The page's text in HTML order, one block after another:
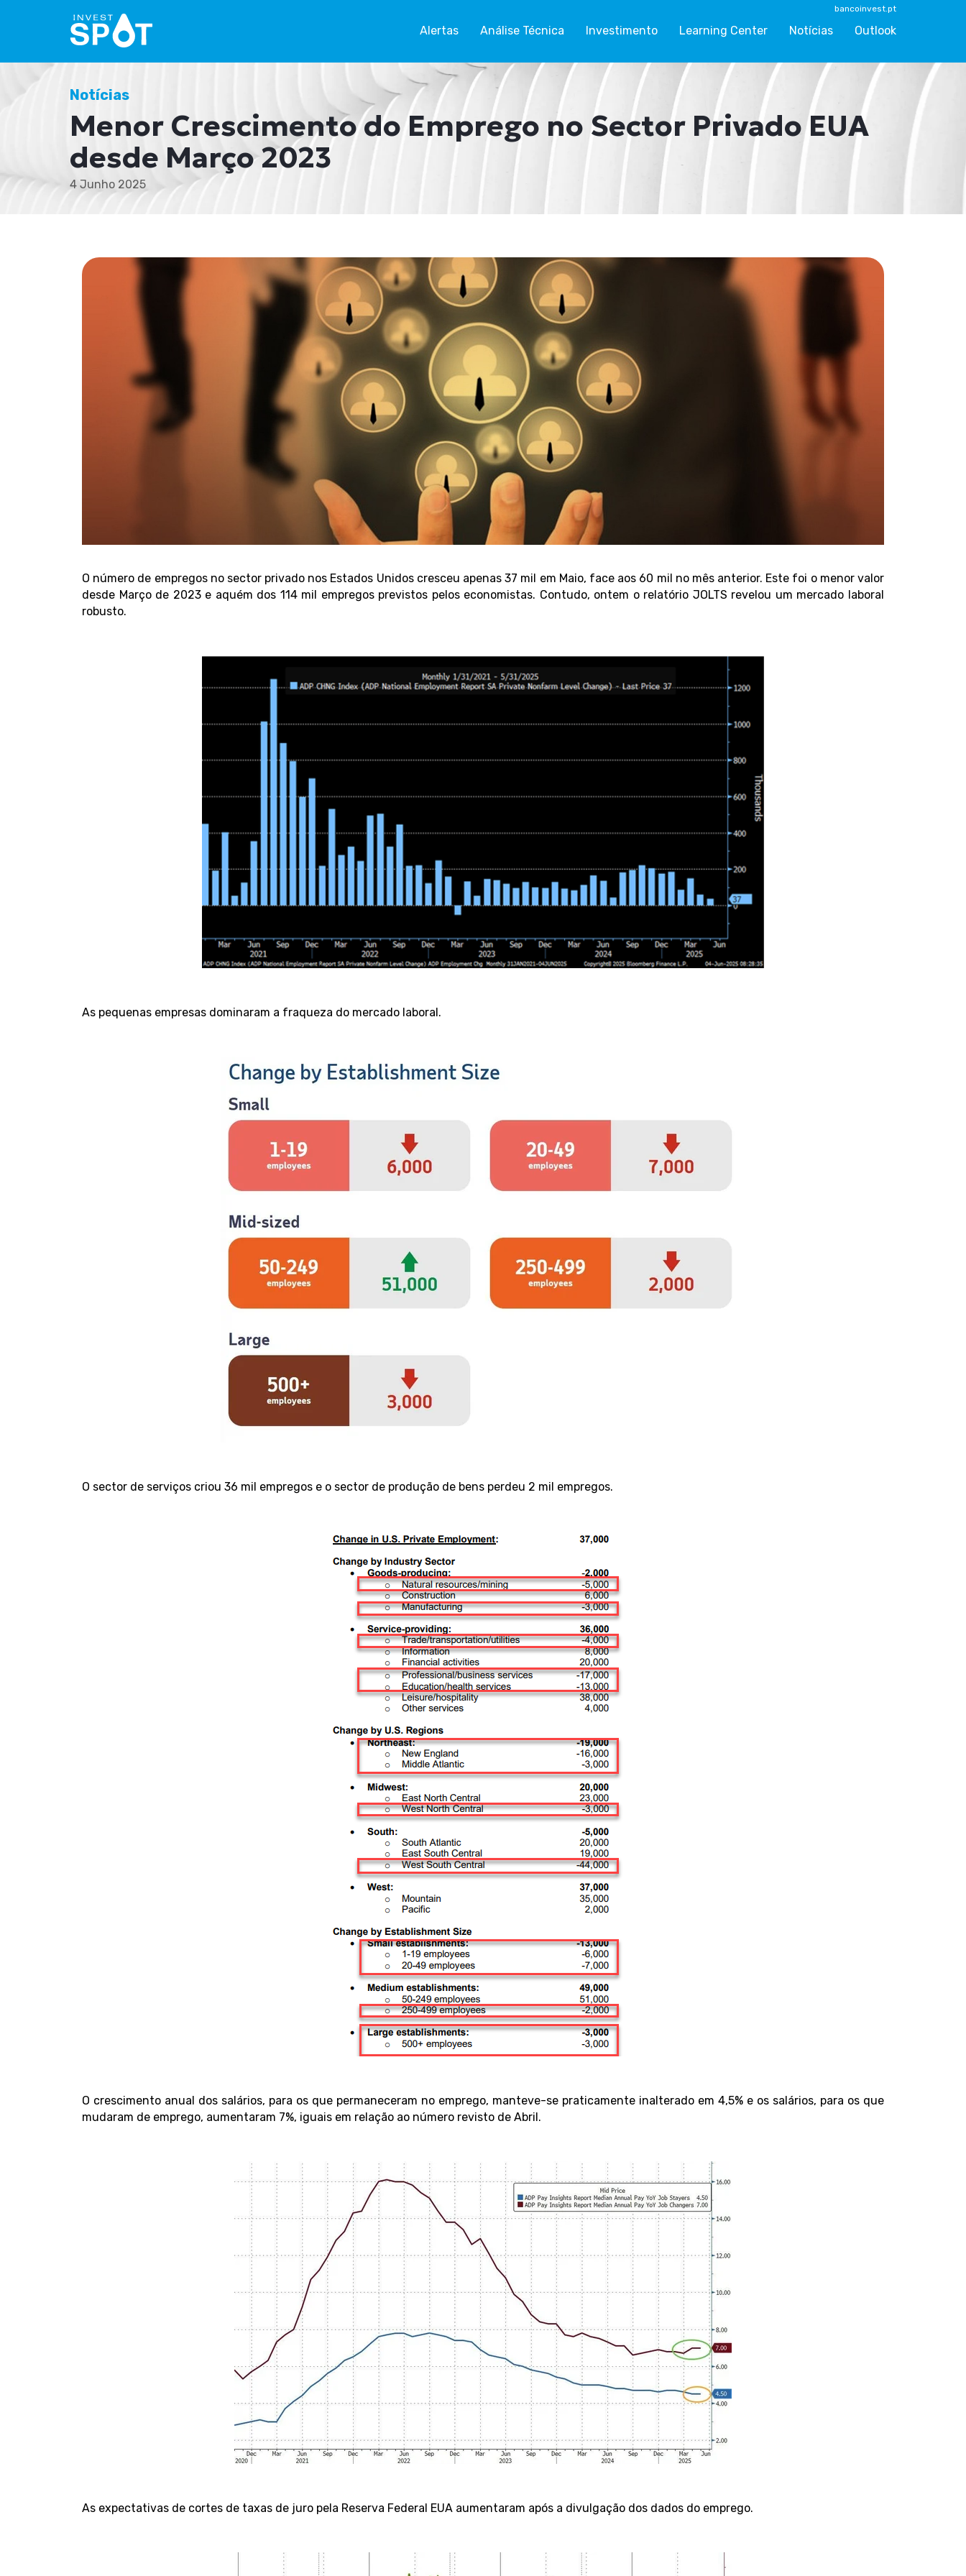
bancoinvest.pt
Alertas Análise Técnica Investimento Learning Center Notícias Outlook
Notícias
Menor Crescimento do Emprego no Sector Privado EUA
desde Março 2023
4 Junho 2025
O número de empregos no sector privado nos Estados Unidos cresceu apenas 37 mil em Maio, face aos 60 mil no mês anterior. Este foi o menor valor
desde Março de 2023 e aquém dos 114 mil empregos previstos pelos economistas. Contudo, ontem o relatório JOLTS revelou um mercado laboral
robusto.
As pequenas empresas dominaram a fraqueza do mercado laboral.
O sector de serviços criou 36 mil empregos e o sector de produção de bens perdeu 2 mil empregos.
O crescimento anual dos salários, para os que permaneceram no emprego, manteve-se praticamente inalterado em 4,5% e os salários, para os que
mudaram de emprego, aumentaram 7%, iguais em relação ao número revisto de Abril.
As expectativas de cortes de taxas de juro pela Reserva Federal EUA aumentaram após a divulgação dos dados do emprego.